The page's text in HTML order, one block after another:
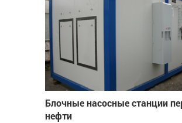
Блочные насосные станции
нефти